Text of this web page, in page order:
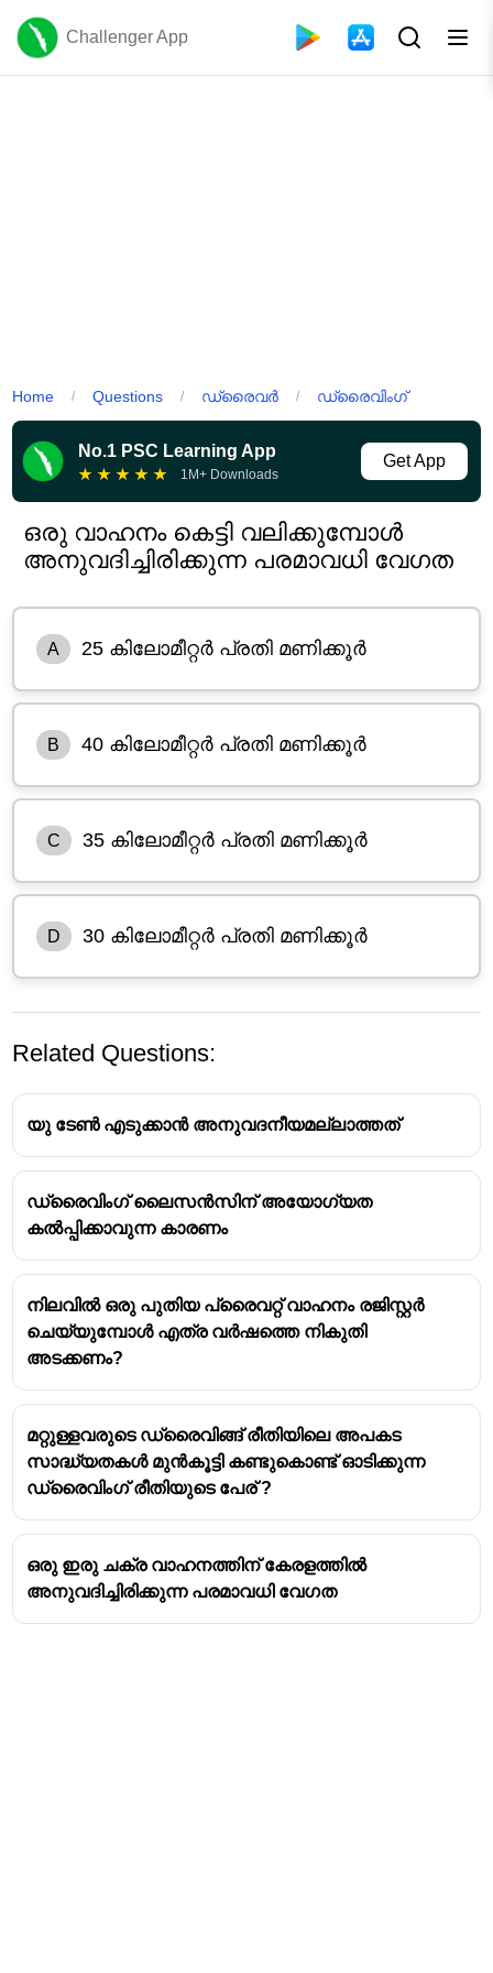
Challenger App
Home / Questions / ഡ്രൈവർ / ഡ്രൈവിംഗ്
No.1 PSC Learning App
★ ★ ★ ★ ★ 1M+ Downloads
Get App
ഒരു വാഹനം കെട്ടി വലിക്കുമ്പോൾ
അനുവദിച്ചിരിക്കുന്ന പരമാവധി വേഗത
A 25 കിലോമീറ്റർ പ്രതി മണിക്കൂർ
B 40 കിലോമീറ്റർ പ്രതി മണിക്കൂർ
C 35 കിലോമീറ്റർ പ്രതി മണിക്കൂർ
D 30 കിലോമീറ്റർ പ്രതി മണിക്കൂർ
വാഹനം കെട്ടി വലിക്കുമ്പോൾ
ശ്രദ്ധിക്കേണ്ട കാര്യങ്ങൾ
പൊതുവായ നിയമങ്ങൾ:
വലിക്കുമ്പോൾ, സാധാരണയായി പരമാവധി
വേഗത25 കിലോമീറ്റർ/മണിക്കൂർആയി
നിജപ്പെടുത്തിയിട്ടുണ്ട്. ഇത് റോഡുകളിലെ
സുരക്ഷ ഉറപ്പാക്കാനും അപകടങ്ങൾ
ലൈസൻസ്:കെട്ടി വലിക്കുന്നതിന് പ്രത്യേക
ലൈസൻസ് ആവശ്യമില്ലെങ്കിലും,
വാഹനങ്ങൾ ഓടിക്കാൻ സാധുവായ
Related Questions:
യു ടേൺ എടുക്കാൻ അനുവദനീയമല്ലാത്തത്
ഡ്രൈവിംഗ് ലൈസൻസിന് അയോഗ്യത
കൽപ്പിക്കാവുന്ന കാരണം
നിലവിൽ ഒരു പുതിയ പ്രൈവറ്റ് വാഹനം രജിസ്റ്റർ
ചെയ്യുമ്പോൾ എത്ര വർഷത്തെ നികുതി
അടക്കണം?
മറ്റുള്ളവരുടെ ഡ്രൈവിങ്ങ് രീതിയിലെ അപകട
സാദ്ധ്യതകൾ മുൻകൂട്ടി കണ്ടുകൊണ്ട് ഓടിക്കുന്ന
ഡ്രൈവിംഗ് രീതിയുടെ പേര് ?
ഒരു ഇരു ചക്ര വാഹനത്തിന് കേരളത്തിൽ
അനുവദിച്ചിരിക്കുന്ന പരമാവധി വേഗത